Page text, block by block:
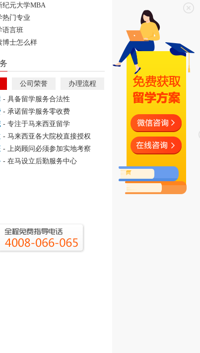
纪元大学MBA
热门专业
语言班
博士怎么样
公司荣誉 办理流程
- 具备留学服务合法性
- 承诺留学服务零收费
- 专注于马来西亚留学
- 马来西亚各大院校直接授权
- 上岗顾问必须参加实地考察
- 在马设立后勤服务中心